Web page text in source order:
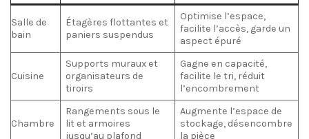
Salle de
bain
Étagères flottantes et
paniers suspendus
Optimise l’espace,
facilite l’accès, garde un
aspect épuré
Cuisine
Supports muraux et
organisateurs de
tiroirs
Gagne en capacité,
facilite le tri, réduit
l’encombrement
Chambre
Rangements sous le
lit et armoires
jusqu’au plafond
Augmente l’espace de
stockage, désencombre
la pièce